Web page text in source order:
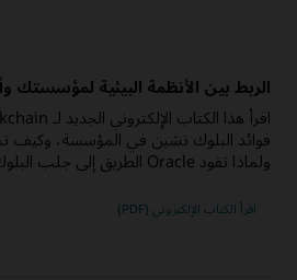
الربط بين الأنظمة البيئية لمؤسستك
فوائد البلوك تشين في المؤسسة، وكيف
ولماذا تقود Oracle الطريق إلى جلب البلوك تشين إلى المؤسسة.
اقرأ الكتاب الإلكتروني (PDF)